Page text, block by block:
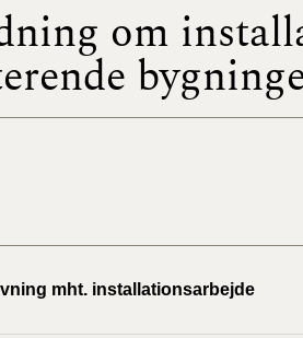
om
mht. installationsarbejde